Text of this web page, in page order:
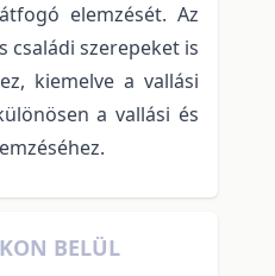
elemzését. Az
családi szerepeket is
kiemelve a vallási
a vallási és
BELÜL